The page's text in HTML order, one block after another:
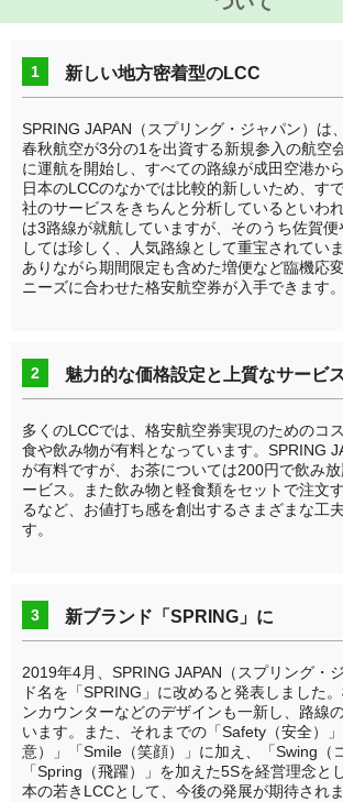
1 新しい地方密着型のLCC
SPRING JAPAN（スプリング・ジャパン）は
春秋航空が3分の1を出資する新規参入の航空
に運航を開始し、すべての路線が成田空港か
日本のLCCのなかでは比較的新しいため、す
社のサービスをきちんと分析しているといわ
は3路線が就航していますが、そのうち佐賀便
しては珍しく、人気路線として重宝されてい
ありながら期間限定も含めた増便など臨機応
ニーズに合わせた格安航空券が入手できます。
2 魅力的な価格設定と上質なサービ
多くのLCCでは、格安航空券実現のためのコ
食や飲み物が有料となっています。SPRING
が有料ですが、お茶については200円で飲み
ービス。また飲み物と軽食類をセットで注文
るなど、お値打ち感を創出するさまざまな工
す。
3 新ブランド「SPRING」に
2019年4月、SPRING JAPAN（スプリング・
ド名を「SPRING」に改めると発表しました
ンカウンターなどのデザインも一新し、路線
います。また、それまでの「Safety（安全）
意）」「Smile（笑顔）」に加え、「Swing（
「Spring（飛躍）」を加えた5Sを経営理念と
本の若きLCCとして、今後の発展が期待されま